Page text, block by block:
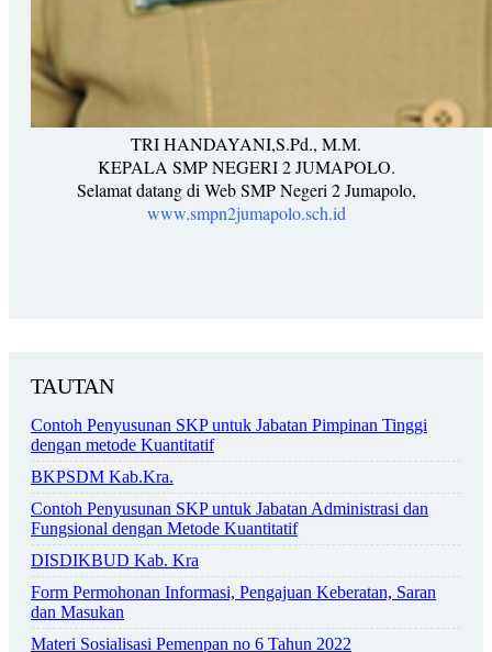
TRI HANDAYANI,S.Pd., M.M.
KEPALA SMP NEGERI 2 JUMAPOLO.
Selamat datang di Web SMP Negeri 2 Jumapolo,
www.smpn2jumapolo.sch.id
TAUTAN
Contoh Penyusunan SKP untuk Jabatan Pimpinan Tinggi
dengan metode Kuantitatif
BKPSDM Kab.Kra.
Contoh Penyusunan SKP untuk Jabatan Administrasi dan
Fungsional dengan Metode Kuantitatif
DISDIKBUD Kab. Kra
Form Permohonan Informasi, Pengajuan Keberatan, Saran
dan Masukan
Materi Sosialisasi Pemenpan no 6 Tahun 2022